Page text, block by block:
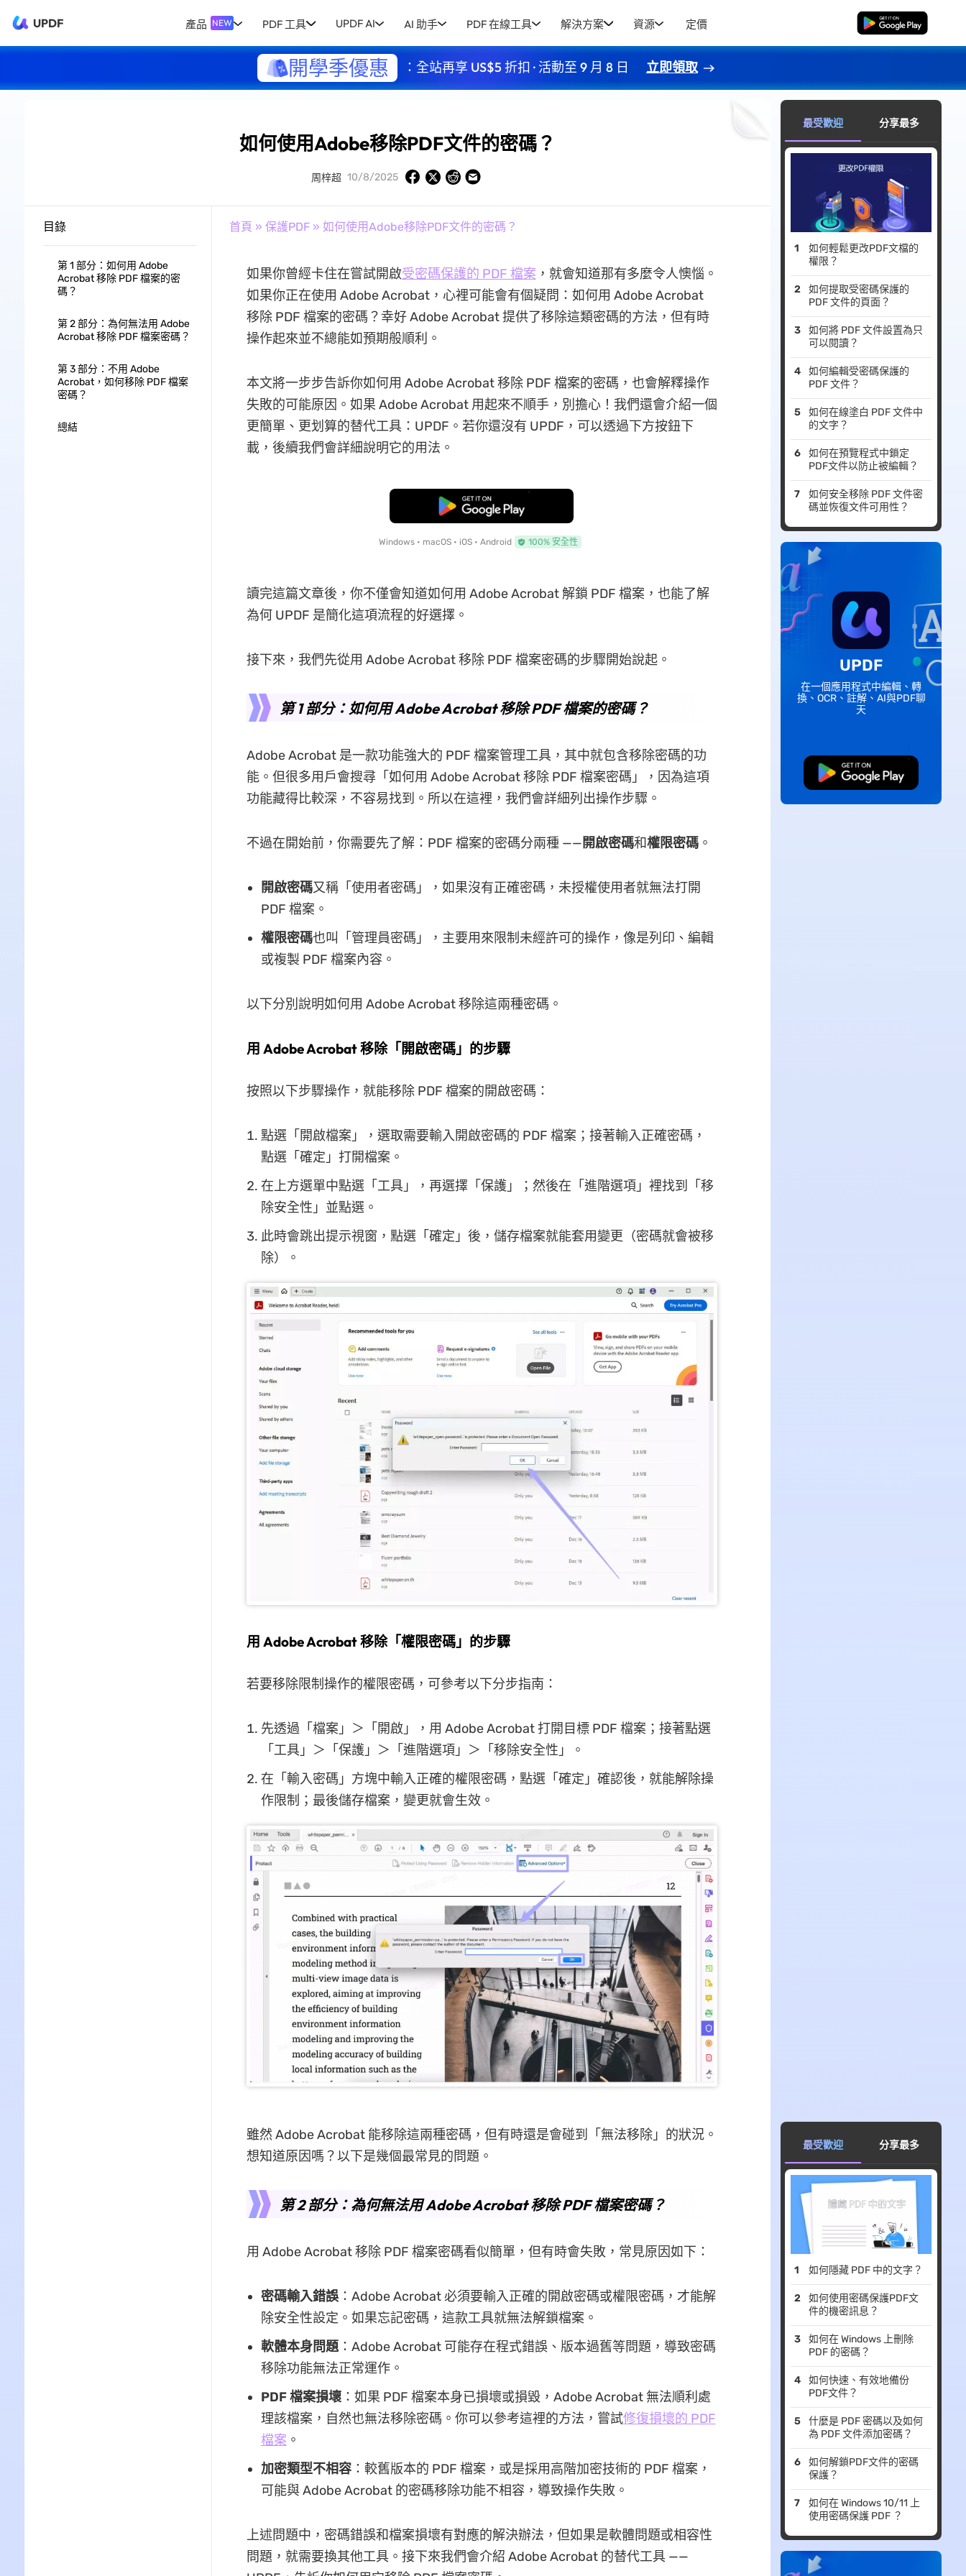
UPDF 產品 NEW PDF 工具 UPDF AI AI 助手 PDF 在線工具 解決方案 資源 定價 免費下載
開學季優惠 ：全站再享 US$5 折扣 · 活動至 9 月 8 日 立即領取
如何使用Adobe移除PDF文件的密碼？
周梓超 10/8/2025
目錄
第 1 部分：如何用 Adobe
Acrobat 移除 PDF 檔案的密
碼？
第 2 部分：為何無法用 Adobe
Acrobat 移除 PDF 檔案密碼？
第 3 部分：不用 Adobe
Acrobat，如何移除 PDF 檔案
密碼？
總結
首頁 » 保護PDF» 如何使用Adobe移除PDF文件的密碼？
如果你曾經卡住在嘗試開啟受密碼保護的 PDF 檔案 ，就會知道那有多麼令人懊惱。
如果你正在使用 Adobe Acrobat，心裡可能會有個疑問：如何用 Adobe Acrobat
移除 PDF 檔案的密碼？幸好 Adobe Acrobat 提供了移除這類密碼的方法，但有時
操作起來並不總能如預期般順利。
本文將一步步告訴你如何用 Adobe Acrobat 移除 PDF 檔案的密碼，也會解釋操作
失敗的可能原因。如果 Adobe Acrobat 用起來不順手，別擔心！我們還會介紹一個
更簡單、更划算的替代工具：UPDF。若你還沒有 UPDF，可以透過下方按鈕下
載，後續我們會詳細說明它的用法。
免費下載
Windows • macOS • iOS • Android 100% 安全性
讀完這篇文章後，你不僅會知道如何用 Adobe Acrobat 解鎖 PDF 檔案，也能了解
為何 UPDF 是簡化這項流程的好選擇。
接下來，我們先從用 Adobe Acrobat 移除 PDF 檔案密碼的步驟開始說起。
第 1 部分：如何用 Adobe Acrobat 移除 PDF 檔案的密碼？
Adobe Acrobat 是一款功能強大的 PDF 檔案管理工具，其中就包含移除密碼的功
能。但很多用戶會搜尋「如何用 Adobe Acrobat 移除 PDF 檔案密碼」，因為這項
功能藏得比較深，不容易找到。所以在這裡，我們會詳細列出操作步驟。
不過在開始前，你需要先了解：PDF 檔案的密碼分兩種 ——開啟密碼和權限密碼。
開啟密碼又稱「使用者密碼」，如果沒有正確密碼，未授權使用者就無法打開
PDF 檔案。
權限密碼也叫「管理員密碼」，主要用來限制未經許可的操作，像是列印、編輯
或複製 PDF 檔案內容。
以下分別說明如何用 Adobe Acrobat 移除這兩種密碼。
用 Adobe Acrobat 移除「開啟密碼」的步驟
按照以下步驟操作，就能移除 PDF 檔案的開啟密碼：
點選「開啟檔案」，選取需要輸入開啟密碼的 PDF 檔案；接著輸入正確密碼，
點選「確定」打開檔案。
在上方選單中點選「工具」，再選擇「保護」；然後在「進階選項」裡找到「移
除安全性」並點選。
此時會跳出提示視窗，點選「確定」後，儲存檔案就能套用變更（密碼就會被移
除）。
用 Adobe Acrobat 移除「權限密碼」的步驟
若要移除限制操作的權限密碼，可參考以下分步指南：
先透過「檔案」＞「開啟」，用 Adobe Acrobat 打開目標 PDF 檔案；接著點選
「工具」＞「保護」＞「進階選項」＞「移除安全性」。
在「輸入密碼」方塊中輸入正確的權限密碼，點選「確定」確認後，就能解除操
作限制；最後儲存檔案，變更就會生效。
雖然 Adobe Acrobat 能移除這兩種密碼，但有時還是會碰到「無法移除」的狀況。
想知道原因嗎？以下是幾個最常見的問題。
第 2 部分：為何無法用 Adobe Acrobat 移除 PDF 檔案密碼？
用 Adobe Acrobat 移除 PDF 檔案密碼看似簡單，但有時會失敗，常見原因如下：
密碼輸入錯誤：Adobe Acrobat 必須要輸入正確的開啟密碼或權限密碼，才能解
除安全性設定。如果忘記密碼，這款工具就無法解鎖檔案。
軟體本身問題：Adobe Acrobat 可能存在程式錯誤、版本過舊等問題，導致密碼
移除功能無法正常運作。
PDF 檔案損壞：如果 PDF 檔案本身已損壞或損毀，Adobe Acrobat 無法順利處
理該檔案，自然也無法移除密碼。你可以參考這裡的方法，嘗試修復損壞的 PDF
檔案 。
加密類型不相容：較舊版本的 PDF 檔案，或是採用高階加密技術的 PDF 檔案，
可能與 Adobe Acrobat 的密碼移除功能不相容，導致操作失敗。
上述問題中，密碼錯誤和檔案損壞有對應的解決辦法，但如果是軟體問題或相容性
問題，就需要換其他工具。接下來我們會介紹 Adobe Acrobat 的替代工具 ——
最受歡迎 分享最多
如何輕鬆更改PDF文檔的
權限？
如何提取受密碼保護的
PDF 文件的頁面？
如何將 PDF 文件設置為只
可以閱讀？
如何編輯受密碼保護的
PDF 文件？
如何在線塗白 PDF 文件中
的文字？
如何在預覽程式中鎖定
PDF文件以防止被編輯？
如何安全移除 PDF 文件密
碼並恢復文件可用性？
UPDF
在一個應用程式中編輯、轉
換、OCR、註解、AI與PDF聊
天
免費下載
最受歡迎 分享最多
如何隱藏 PDF 中的文字？
如何使用密碼保護PDF文
件的機密訊息？
如何在 Windows 上刪除
PDF 的密碼？
如何快速、有效地備份
PDF文件？
什麼是 PDF 密碼以及如何
為 PDF 文件添加密碼？
如何解鎖PDF文件的密碼
保護？
如何在 Windows 10/11 上
使用密碼保護 PDF ？